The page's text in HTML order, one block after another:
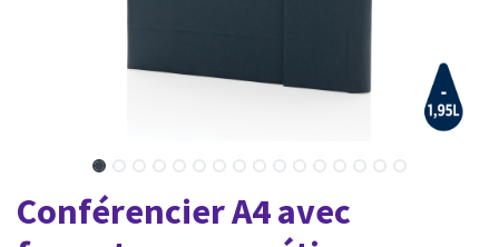
Conférencier A4 avec